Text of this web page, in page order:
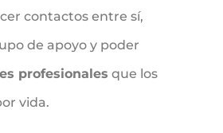
contactos entre sí,
de apoyo y poder
profesionales que los
vida.